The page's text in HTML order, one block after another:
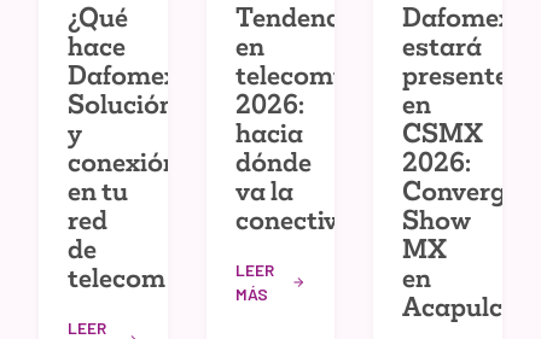
¿Qué
hace
Dafomex?
Solución
y
conexión
en tu
red
de
telecom
LEER
Tendencias
en
telecomunicaciones
2026:
hacia
dónde
va la
conectividad
LEER
MÁS
Dafomex
estará
presente
en
CSMX
2026:
Show
MX
en
Acapulco